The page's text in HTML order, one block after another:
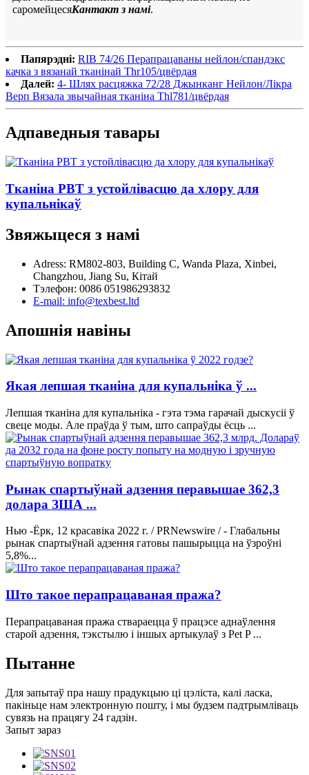
саромейцесяКантакт з намі.
Папярэдні: RIB 74/26 Перапрацаваны нейлон/спандэкс
качка з вязанай тканінай Thr105/цвёрдая
Далей: 4- Шлях расцяжка 72/28 Джынканг Нейлон/Лікра
Верп Вязала звычайная тканіна Thl781/цвёрдая
Адпаведныя тавары
Тканіна PBT з устойлівасцю да хлору для
купальнікаў
Звяжыцеся з намі
Adress: RM802-803, Building C, Wanda Plaza, Xinbei,
Changzhou, Jiang Su, Кітай
Тэлефон: 0086 051986293832
E-mail: info@texbest.ltd
Апошнія навіны
Якая лепшая тканіна для купальніка ў ...
Лепшая тканіна для купальніка - гэта тэма гарачай дыскусіі ў
свеце моды. Але праўда ў тым, што сапраўды ёсць ...
Рынак спартыўнай адзення перавышае 362,3
долара ЗША ...
Нью -Ёрк, 12 красавіка 2022 г. / PRNewswire / - Глабальны
рынак спартыўнай адзення гатовы пашырыцца на ўзроўні
5,8%...
Што такое перапрацаваная пража?
Перапрацаваная пража ствараецца ў працэсе аднаўлення
старой адзення, тэкстылю і іншых артыкулаў з Pet P ...
Пытанне
Для запытаў пра нашу прадукцыю ці цэліста, калі ласка,
пакіньце нам электронную пошту, і мы будзем падтрымліваць
сувязь на працягу 24 гадзін.
Запыт зараз